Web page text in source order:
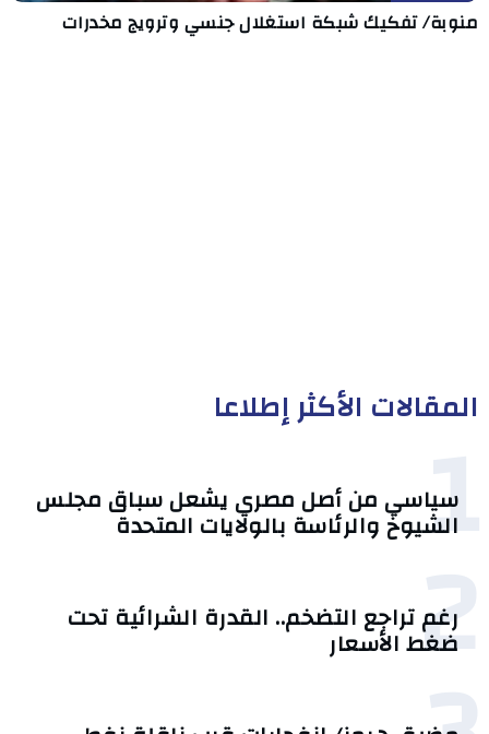
منوبة/ تفكيك شبكة استغلال جنسي وترويج مخدرات
المقالات الأكثر إطلاعا
1
سياسي من أصل مصري يشعل سباق مجلس
الشيوخ والرئاسة بالولايات المتحدة
2
رغم تراجع التضخم.. القدرة الشرائية تحت
ضغط الأسعار